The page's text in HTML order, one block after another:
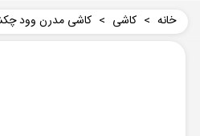
خانه > کاشی > کاشی مدرن وود